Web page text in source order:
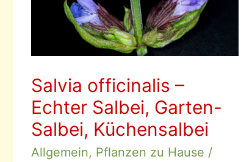
Salvia officinalis –
Echter Salbei, Garten-
Salbei, Küchensalbei
Allgemein, Pflanzen zu Hause /